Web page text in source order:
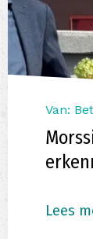
Van:
Lees